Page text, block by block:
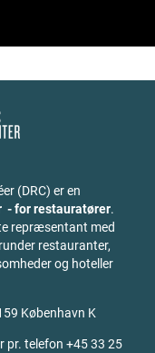
(DRC) er en
- for restauratører.
repræsentant med
restauranter,
og hoteller
København K
pr. telefon +45 33 25